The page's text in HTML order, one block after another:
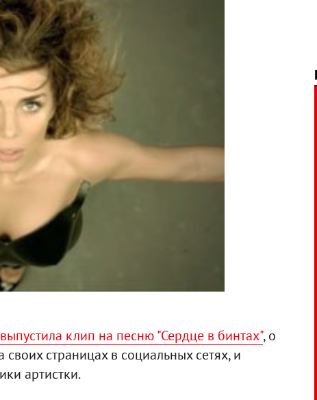
клип на песню "Сердце в бинтах", о
страницах в социальных сетях, и
артистки.